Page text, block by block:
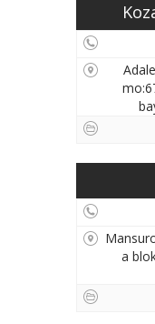
a